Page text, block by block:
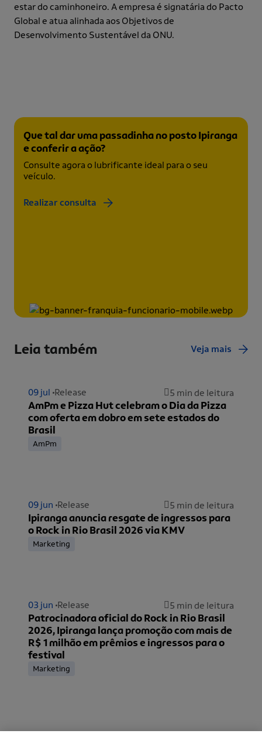
estar do caminhoneiro. A empresa é signatária do Pacto
Global e atua alinhada aos Objetivos de
Desenvolvimento Sustentável da ONU.
Que tal dar uma passadinha noposto Ipiranga
e conferir a ação?
Consulte agora o lubrificante ideal para o seu
veículo.
Realizar consulta
Leia também Veja mais
09 jul Release 5 min de leitura
AmPm e Pizza Hut celebram o Dia da Pizza
com oferta em dobro em sete estados do
Brasil
AmPm
09 jun Release 5 min de leitura
Ipiranga anuncia resgate de ingressos para
o Rock in Rio Brasil 2026 via KMV
Marketing
03 jun Release 5 min de leitura
Patrocinadora oficial do Rock in Rio Brasil
2026, Ipiranga lança promoção com mais de
R$ 1 milhão em prêmios e ingressos para o
festival
Marketing